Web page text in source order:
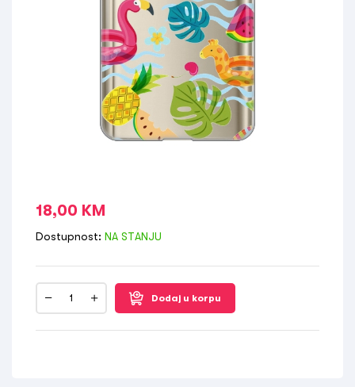
18,00 KM
Dostupnost: NA STANJU
Dodaj u korpu